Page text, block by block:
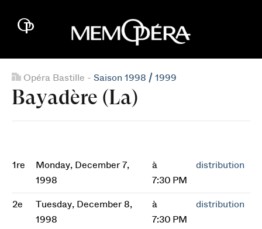
Opéra Bastille - Saison 1998 / 1999
Bayadère (La)
1re
Monday, December 7,
1998
à
7:30 PM
distribution
2e
Tuesday, December 8,
1998
à
7:30 PM
distribution